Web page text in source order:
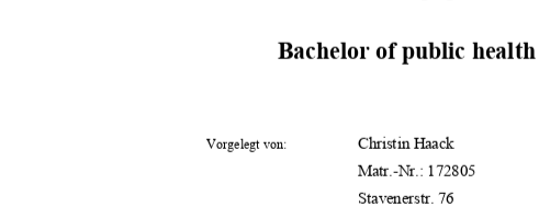
Bachelor of public
Vorgelegt von:
                  Christin                  Haack
Matr.-Nr.: 172805
Stavenerstr.